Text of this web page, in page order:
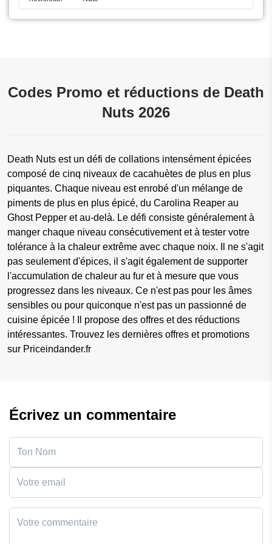
Codes Promo et réductions de Death
Nuts 2026
Death Nuts est un défi de collations intensément épicées
composé de cinq niveaux de cacahuètes de plus en plus
piquantes. Chaque niveau est enrobé d'un mélange de
piments de plus en plus épicé, du Carolina Reaper au
Ghost Pepper et au-delà. Le défi consiste généralement à
manger chaque niveau consécutivement et à tester votre
tolérance à la chaleur extrême avec chaque noix. Il ne s'agit
pas seulement d'épices, il s'agit également de supporter
l'accumulation de chaleur au fur et à mesure que vous
progressez dans les niveaux. Ce n'est pas pour les âmes
sensibles ou pour quiconque n'est pas un passionné de
cuisine épicée ! Il propose des offres et des réductions
intéressantes. Trouvez les dernières offres et promotions
sur Priceindander.fr
Écrivez un commentaire